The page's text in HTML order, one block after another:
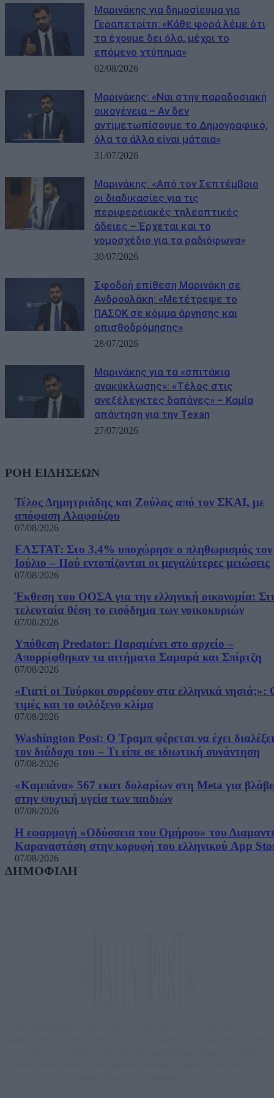
Μαρινάκης για δημοσίευμα για
Γεραπετρίτη: «Κάθε φορά λέμε ότι
τα έχουμε δει όλα, μέχρι το
επόμενο χτύπημα»
02/08/2026
Μαρινάκης: «Ναι στην παραδοσιακή
οικογένεια – Αν δεν
αντιμετωπίσουμε το Δημογραφικό,
όλα τα άλλα είναι μάταια»
31/07/2026
Μαρινάκης: «Από τον Σεπτέμβριο
οι διαδικασίες για τις
περιφερειακές τηλεοπτικές
άδειες – Έρχεται και το
νομοσχέδιο για τα ραδιόφωνα»
30/07/2026
Σφοδρή επίθεση Μαρινάκη σε
Ανδρουλάκη: «Μετέτρεψε το
ΠΑΣΟΚ σε κόμμα άρνησης και
οπισθοδρόμησης»
28/07/2026
Μαρινάκης για τα «σπιτάκια
ανακύκλωσης»: «Τέλος στις
ανεξέλεγκτες δαπάνες» – Καμία
απάντηση για την Texan
27/07/2026
ΡΟΗ ΕΙΔΗΣΕΩΝ
Τέλος Δημητριάδης και Ζούλας από τον ΣΚΑΙ, με
απόφαση Αλαφούζου
07/08/2026
ΕΛΣΤΑΤ: Στο 3,4% υποχώρησε ο πληθωρισμός τον
Ιούλιο – Πού εντοπίζονται οι μεγαλύτερες μειώσεις
07/08/2026
Έκθεση του ΟΟΣΑ για την ελληνική οικονομία:
τελευταία θέση το εισόδημα των νοικοκυριών
07/08/2026
Υπόθεση Predator: Παραμένει στο αρχείο –
Απορρίφθηκαν τα αιτήματα Σαμαρά και Σπίρτζη
07/08/2026
«Γιατί οι Τούρκοι συρρέουν στα ελληνικά νησιά;»:
τιμές και το φιλόξενο κλίμα
07/08/2026
Washington Post: Ο Τραμπ φέρεται να έχει διαλέξει
τον διάδοχο του – Τι είπε σε ιδιωτική συνάντηση
07/08/2026
«Καμπάνα» 567 εκατ δολαρίων στη Meta για
στην ψυχική υγεία των παιδιών
07/08/2026
Η εφαρμογή «Οδύσσεια του Ομήρου» του
Καραναστάση στην κορυφή του ελληνικού App
07/08/2026
ΔΗΜΟΦΙΛΗ